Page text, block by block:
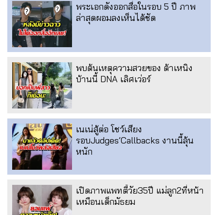
พระเอกดังออกสื่อในรอบ 5 ปี ภาพ
ล่าสุดผอมลงเห็นได้ชัด
พบต้นเหตุความสวยของ ต้าเหนิง
บ้านนี้ DNA เลิศเว่อร์
เนเน่สู้ต่อ โชว์เสียง
รอบJudges’Callbacks งานนี้ลุ้น
หนัก
เปิดภาพแพทตี้วัย35ปี แม่ลูก2ที่หน้า
เหมือนเด็กมัธยม